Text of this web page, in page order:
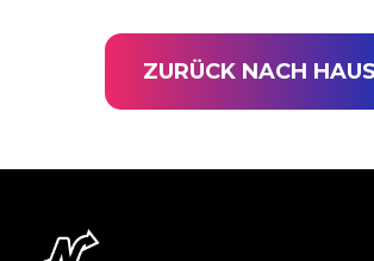
ZURÜCK NACH